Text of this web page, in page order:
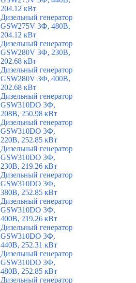
204.12 кВт
Дизельный генератор
GSW275V 3Ф, 480В,
204.12 кВт
Дизельный генератор
GSW280V 3Ф, 230В,
202.68 кВт
Дизельный генератор
GSW280V 3Ф, 400В,
202.68 кВт
Дизельный генератор
GSW310DO 3Ф,
208В, 250.98 кВт
Дизельный генератор
GSW310DO 3Ф,
220В, 252.85 кВт
Дизельный генератор
GSW310DO 3Ф,
230В, 219.26 кВт
Дизельный генератор
GSW310DO 3Ф,
380В, 252.85 кВт
Дизельный генератор
GSW310DO 3Ф,
400В, 219.26 кВт
Дизельный генератор
GSW310DO 3Ф,
440В, 252.31 кВт
Дизельный генератор
GSW310DO 3Ф,
480В, 252.85 кВт
Дизельный генератор